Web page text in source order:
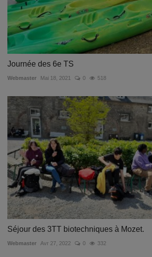
Journée des 6e TS
Webmaster Mai 18, 2021 0 518
Séjour des 3TT biotechniques à Mozet.
Webmaster Avr 27, 2022 0 332